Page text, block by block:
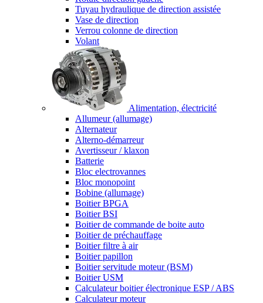
Tuyau hydraulique de direction assistée
Vase de direction
Verrou colonne de direction
Volant
Alimentation, électricité
Allumeur (allumage)
Alternateur
Alterno-démarreur
Avertisseur / klaxon
Batterie
Bloc electrovannes
Bloc monopoint
Bobine (allumage)
Boitier BPGA
Boitier BSI
Boitier de commande de boite auto
Boitier de préchauffage
Boitier filtre à air
Boitier papillon
Boitier servitude moteur (BSM)
Boitier USM
Calculateur boitier électronique ESP / ABS
Calculateur moteur